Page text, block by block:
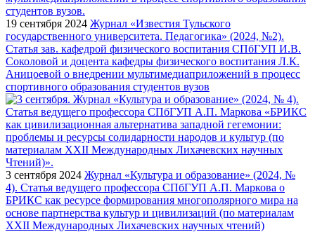
19 сентября 2024 Журнал «Известия Тульского
государственного университета. Педагогика» (2024, №2).
Статья зав. кафедрой физического воспитания СПбГУП И.В.
Соколовой и доцента кафедры физического воспитания Л.К.
Аницоевой о внедрении мультимедиаприложений в процесс
спортивного образования студентов вузов
3 сентября 2024 Журнал «Культура и образование» (2024, №
4). Статья ведущего профессора СПбГУП А.П. Маркова о
БРИКС как ресурсе формирования многополярного мира на
основе партнерства культур и цивилизаций (по материалам
XXII Международных Лихачевских научных чтений)